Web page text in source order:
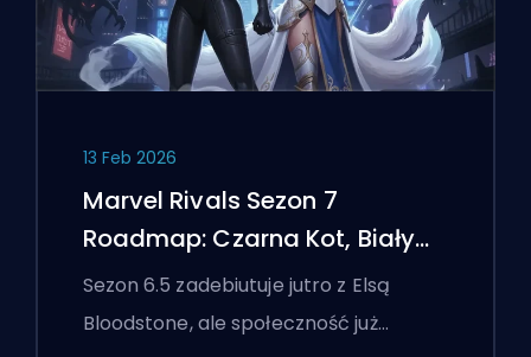
13 Feb 2026
Marvel Rivals Sezon 7
Roadmap: Czarna Kot, Biały
Lis i Wydarzenie Monsters
Take Manhattan
Sezon 6.5 zadebiutuje jutro z Elsą
Bloodstone, ale społeczność już…